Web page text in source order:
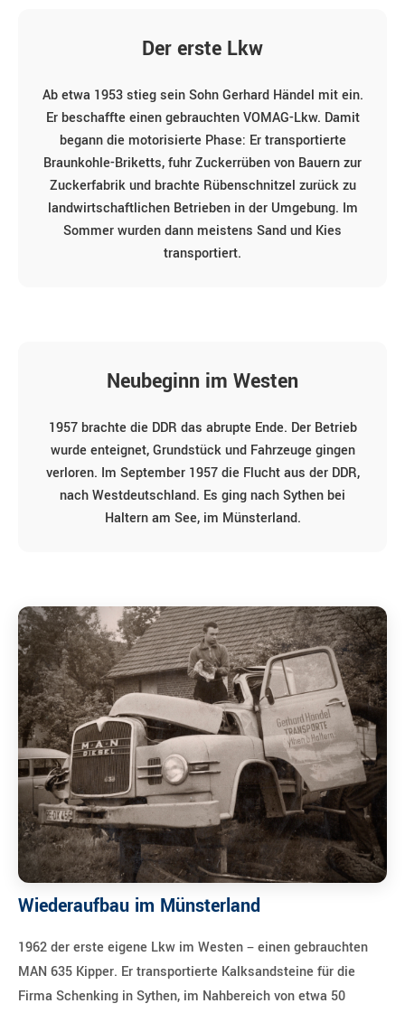
Der erste Lkw
Ab etwa 1953 stieg sein Sohn Gerhard Händel mit ein.
Er beschaffte einen gebrauchten VOMAG-Lkw. Damit
begann die motorisierte Phase: Er transportierte
Braunkohle-Briketts, fuhr Zuckerrüben von Bauern zur
Zuckerfabrik und brachte Rübenschnitzel zurück zu
landwirtschaftlichen Betrieben in der Umgebung. Im
Sommer wurden dann meistens Sand und Kies
transportiert.
Neubeginn im Westen
1957 brachte die DDR das abrupte Ende. Der Betrieb
wurde enteignet, Grundstück und Fahrzeuge gingen
verloren. Im September 1957 die Flucht aus der DDR,
nach Westdeutschland. Es ging nach Sythen bei
Haltern am See, im Münsterland.
Wiederaufbau im Münsterland
1962 der erste eigene Lkw im Westen – einen gebrauchten
MAN 635 Kipper. Er transportierte Kalksandsteine für die
Firma Schenking in Sythen, im Nahbereich von etwa 50